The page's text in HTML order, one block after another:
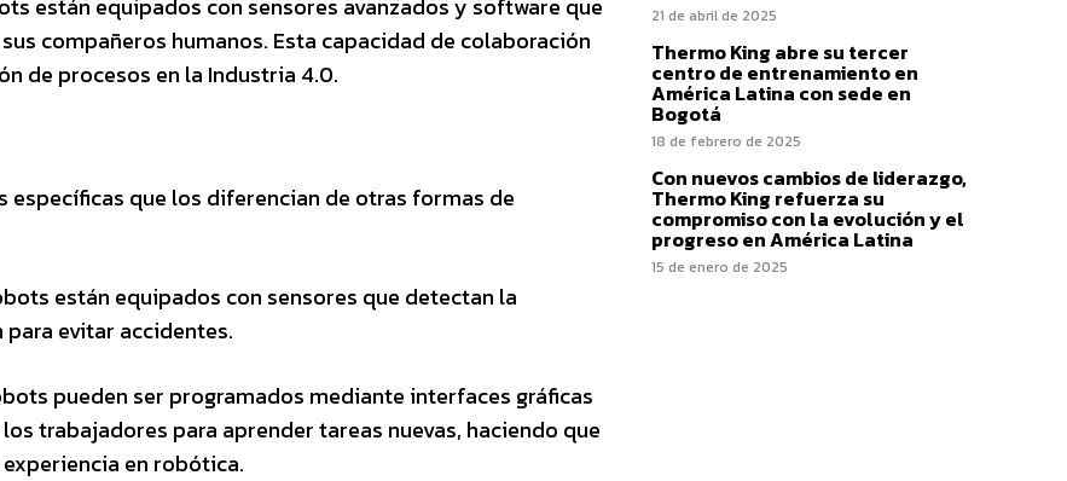
están equipados con sensores avanzados y software que
compañeros humanos. Esta capacidad de colaboración
de procesos en la Industria 4.0.
que los diferencian de otras formas de
están equipados con sensores que detectan la
evitar accidentes.
pueden ser programados mediante interfaces gráficas
trabajadores para aprender tareas nuevas, haciendo que
en robótica.
21 de abril de 2025
Thermo King abre su tercer
centro de entrenamiento en
América Latina con sede en
Bogotá
18 de febrero de 2025
Con nuevos cambios de liderazgo,
Thermo King refuerza su
compromiso con la evolución y el
progreso en América Latina
15 de enero de 2025